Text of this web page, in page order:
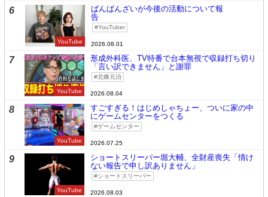
6
YouTube
ばんばんざいが今後の活動について報
告
YouTuber
2026.08.01
7
YouTube
形成外科医、TV特番で台本無視で収録打ち切り
「言い訳できません」と謝罪
北條元治
2026.08.04
8
YouTube
すごすぎる！はじめしゃちょー、ついに家の中
にゲームセンターをつくる
ゲームセンター
2026.07.25
9
YouTube
ショートスリーパー堀大輔、全財産喪失「情け
ない報告で申し訳ありません」
ショートスリーパー
2026.08.03